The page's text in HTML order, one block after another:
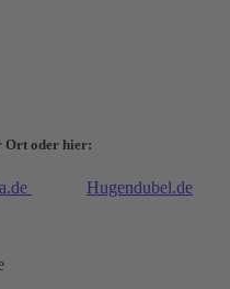
Ort oder hier:
Hugendubel.de